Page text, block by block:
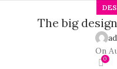
The big
On
0